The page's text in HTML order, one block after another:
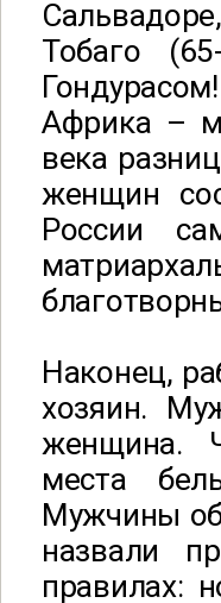
Тобаго
Африка –
века
женщин
России
Наконец,
хозяин.
женщина.
места
Мужчины
назвали
правилах: